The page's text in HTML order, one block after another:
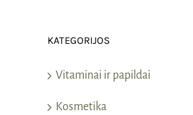
KATEGORIJOS
Vitaminai ir papildai
Kosmetika